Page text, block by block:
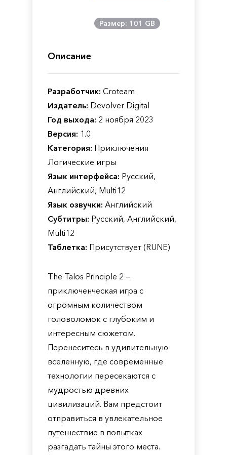
Размер: 101 GB
Описание
Разработчик: Croteam
Издатель: Devolver Digital
Год выхода: 2 ноября 2023
Версия: 1.0
Категория: Приключения
Логические игры
Язык интерфейса: Русский,
Английский, Multi12
Язык озвучки: Английский
Субтитры: Русский, Английский,
Multi12
Таблетка: Присутствует (RUNE)
The Talos Principle 2 —
приключенческая игра с
огромным количеством
головоломок с глубоким и
интересным сюжетом.
Перенеситесь в удивительную
вселенную, где современные
технологии пересекаются с
мудростью древних
цивилизаций. Вам предстоит
отправиться в увлекательное
путешествие в попытках
разгадать тайны этого места.